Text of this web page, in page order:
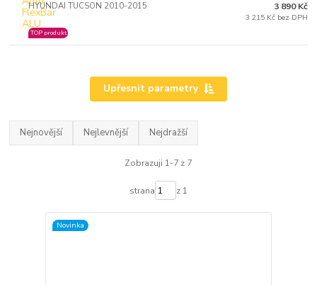
HYUNDAI TUCSON 2010-2015
TOP produkt
3 890 Kč
3 215 Kč bez DPH
Upřesnit parametry
Nejnovější Nejlevnější Nejdražší
Zobrazuji 1-7 z 7
strana z 1
Novinka